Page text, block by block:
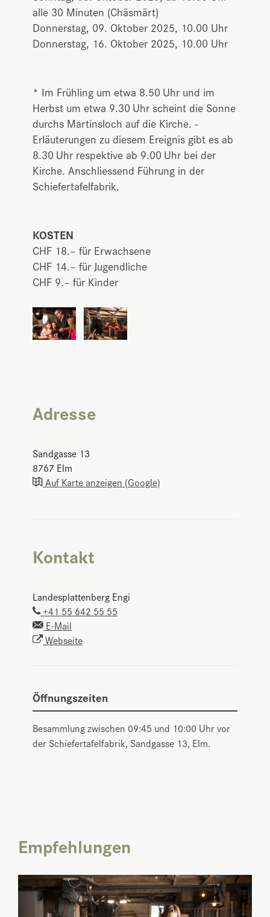
alle 30 Minuten (Chäsmärt)
Donnerstag, 09. Oktober 2025, 10.00 Uhr
Donnerstag, 16. Oktober 2025, 10.00 Uhr
* Im Frühling um etwa 8.50 Uhr und im
Herbst um etwa 9.30 Uhr scheint die Sonne
durchs Martinsloch auf die Kirche. ­
Erläuterungen zu diesem Ereignis gibt es ab
8.30 Uhr respektive ab 9.00 Uhr bei der
Kirche. Anschliessend Führung in der
Schiefertafelfabrik.
KOSTEN
CHF 18.– für Erwachsene
CHF 14.– für Jugendliche
CHF 9.– für Kinder
Adresse
Sandgasse 13
8767 Elm
Auf Karte anzeigen (Google)
Kontakt
Landesplattenberg Engi
+41 55 642 55 55
E-Mail
Webseite
Öffnungszeiten
Besammlung zwischen 09:45 und 10:00 Uhr vor
der Schiefertafelfabrik, Sandgasse 13, Elm.
Empfehlungen